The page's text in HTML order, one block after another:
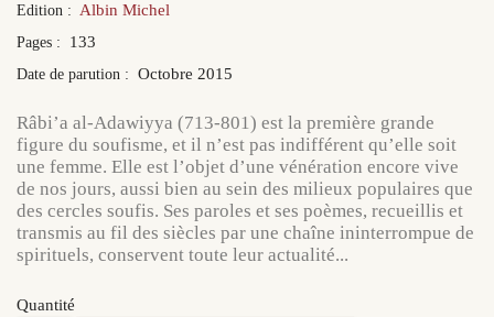
Edition : Albin Michel
Pages : 133
Date de parution : Octobre 2015
Râbi’a al-Adawiyya (713-801) est la première grande
figure du soufisme, et il n’est pas indifférent qu’elle soit
une femme. Elle est l’objet d’une vénération encore vive
de nos jours, aussi bien au sein des milieux populaires que
des cercles soufis. Ses paroles et ses poèmes, recueillis et
transmis au fil des siècles par une chaîne ininterrompue de
spirituels, conservent toute leur actualité...
Quantité